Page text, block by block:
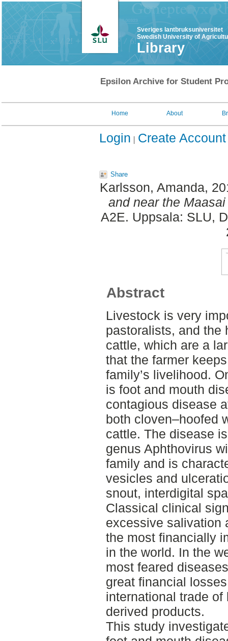
Sveriges lantbruksuniversitet
Swedish University of
Library
Epsilon Archive for Student
Home About
Login Create Account
Share
Karlsson, Amanda,
and near the
A2E. Uppsala: SLU,
Abstract
Livestock is very
pastoralists, and the
cattle, which are a
that the farmer
family’s livelihood.
is foot and mouth
contagious disease
both cloven–hoofed
cattle. The disease
genus Aphthovirus
family and is
vesicles and
snout, interdigital
Classical clinical
excessive salivation
the most financially
in the world. In the
most feared
great financial
international trade
derived products.
This study